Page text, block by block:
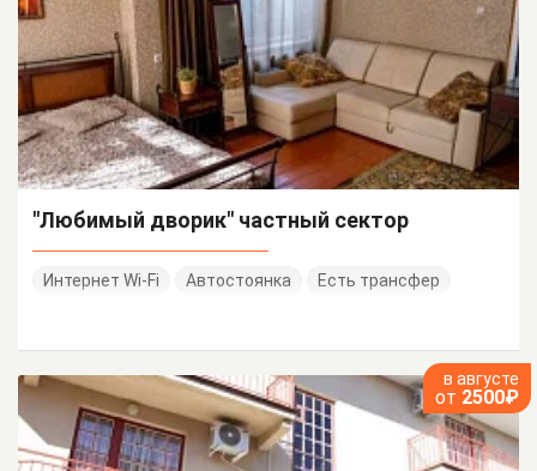
"Любимый дворик" частный сектор
Интернет Wi-Fi Автостоянка Есть трансфер
в августе
от 2500₽